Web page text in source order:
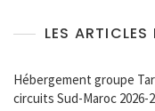
LES ARTICLES
Hébergement groupe
circuits Sud-Maroc 2026-